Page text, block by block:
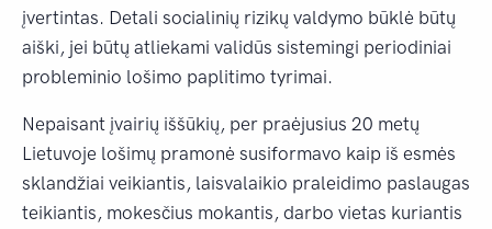
įvertintas. Detali socialinių rizikų valdymo būklė būtų
aiški, jei būtų atliekami validūs sistemingi periodiniai
probleminio lošimo paplitimo tyrimai.
Nepaisant įvairių iššūkių, per praėjusius 20 metų
Lietuvoje lošimų pramonė susiformavo kaip iš esmės
sklandžiai veikiantis, laisvalaikio praleidimo paslaugas
teikiantis, mokesčius mokantis, darbo vietas kuriantis